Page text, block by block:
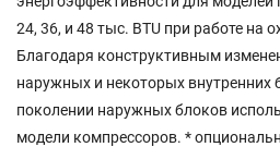
24, 36, и 48 тыс. BTU при работе на
Благодаря конструктивным
наружных и некоторых внутренних
поколении наружных блоков
модели компрессоров. *